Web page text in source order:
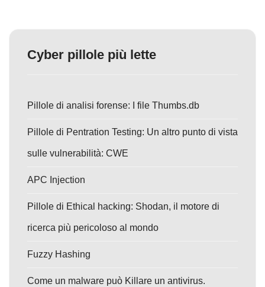
Cyber pillole più lette
Pillole di analisi forense: I file Thumbs.db
Pillole di Pentration Testing: Un altro punto di vista
sulle vulnerabilità: CWE
APC Injection
Pillole di Ethical hacking: Shodan, il motore di
ricerca più pericoloso al mondo
Fuzzy Hashing
Come un malware può Killare un antivirus.